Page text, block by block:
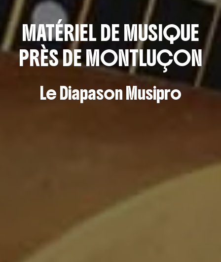
MATÉRIEL DE MUSIQUE
PRÈS DE MONTLUÇON
Le Diapason Musipro